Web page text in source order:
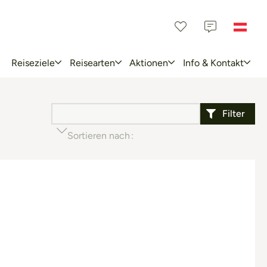
Reiseziele Reisearten Aktionen Info & Kontakt
Filter
Sortieren nach